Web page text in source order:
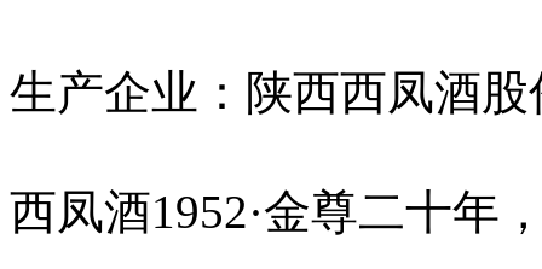
生产企业：陕西西凤酒
西凤酒1952·金尊二十年